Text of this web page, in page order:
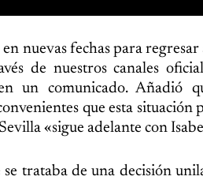
nuevas fechas para regresar
de nuestros canales
un comunicado. Añadió
que esta situación
«sigue adelante con
se trataba de una decisión